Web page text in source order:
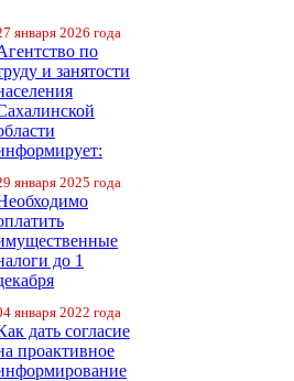
января 2026 года
по
и занятости
января 2025 года
до 1
января 2022 года
дать согласие
проактивное